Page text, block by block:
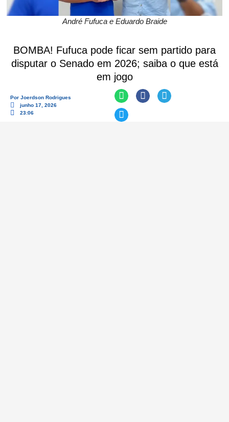
André Fufuca e Eduardo Braide
BOMBA! Fufuca pode ficar sem partido para
disputar o Senado em 2026; saiba o que está
em jogo
Por Joerdson Rodrigues
junho 17, 2026
23:06